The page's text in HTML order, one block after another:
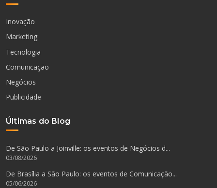
Inovação
Marketing
Tecnologia
Comunicação
Negócios
Publicidade
Últimas do Blog
De São Paulo a Joinville: os eventos de Negócios d...
03/08/2026
De Brasília a São Paulo: os eventos de Comunicação...
05/06/2026